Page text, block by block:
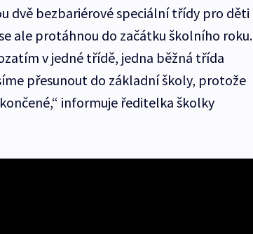
dvě bezbariérové speciální třídy pro děti
ale protáhnou do začátku školního roku.
v jedné třídě, jedna běžná třída
přesunout do základní školy, protože
informuje ředitelka školky